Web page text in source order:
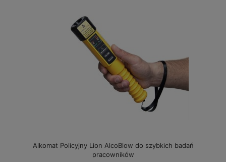
Alkomat Policyjny Lion AlcoBlow do szybkich badań
pracowników